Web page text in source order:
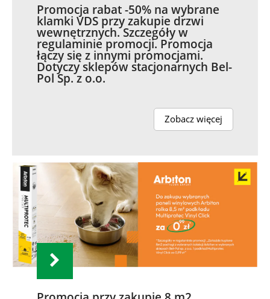
Promocja rabat -50% na wybrane
klamki VDS przy zakupie drzwi
wewnętrznych. Szczegóły w
regulaminie promocji. Promocja
łączy się z innymi promocjami.
Dotyczy sklepów stacjonarnych Bel-
Pol Sp. z o.o.
Zobacz więcej